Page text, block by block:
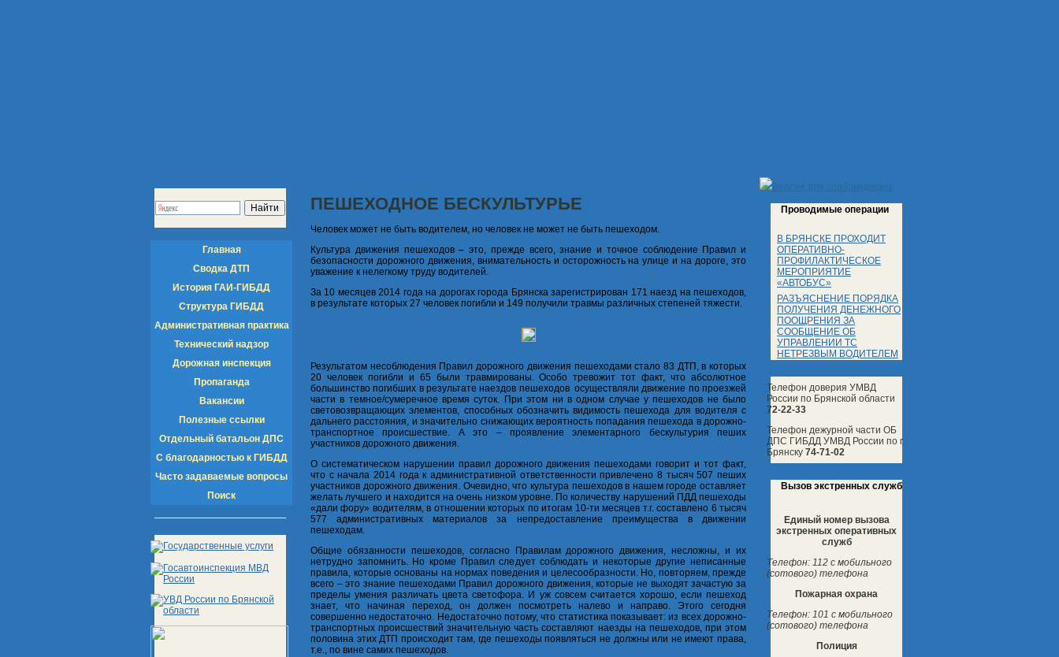
Главная
Сводка ДТП
История ГАИ-ГИБДД
Структура ГИБДД
Административная практика
Технический надзор
Дорожная инспекция
Пропаганда
Вакансии
Полезные ссылки
Отдельный батальон ДПС
С благодарностью к ГИБДД
Часто задаваемые вопросы
Поиск
ПЕШЕХОДНОЕ БЕСКУЛЬТУРЬЕ
Человек может не быть водителем, но человек не может не быть пешеходом.
Культура движения пешеходов– это, прежде всего, знание и точное соблюдение Правил и
безопасности дорожного движения, внимательность и осторожность на улице и на дороге, это
уважение к нелегкому труду водителей.
За 10 месяцев 2014 года на дорогах города Брянска зарегистрирован 171 наезд на пешеходов,
в результате которых 27 человек погибли и 149 получили травмы различных степеней тяжести.
Результатом несоблюдения Правил дорожного движения пешеходами стало 83 ДТП, в которых
20 человек погибли и 65 были травмированы. Особо тревожит тот факт, что абсолютное
большинство погибших в результате наездов пешеходов осуществляли движение по проезжей
части в темное/сумеречное время суток. При этом ни в одном случае у пешеходов не было
световозвращающих элементов, способных обозначить видимость пешехода для водителя с
дальнего расстояния, и значительно снижающих вероятность попадания пешехода в дорожно-
транспортное происшествие. А это – проявление элементарного бескультурия пеших
участников дорожного движения.
О систематическом нарушении правил дорожного движения пешеходами говорит и тот факт,
что с начала 2014 года к административной ответственности привлечено 8 тысяч 507 пеших
участников дорожного движения. Очевидно, что культура пешеходов в нашем городе оставляет
желать лучшего и находится на очень низком уровне. По количеству нарушений ПДД пешеходы
«дали фору» водителям, в отношении которых по итогам 10-ти месяцев т.г. составлено 6 тысяч
577 административных материалов за непредоставление преимущества в движении
пешеходам.
Общие обязанности пешеходов, согласно Правилам дорожного движения, несложны, и их
нетрудно запомнить. Но кроме Правил следует соблюдать и некоторые другие неписанные
правила, которые основаны на нормах поведения и целесообразности. Но, повторяем, прежде
всего – это знание пешеходами Правил дорожного движения, которые не выходят зачастую за
пределы умения различать цвета светофора. И уж совсем считается хорошо, если пешеход
знает, что начиная переход, он должен посмотреть налево и направо. Этого сегодня
совершенно недостаточно. Недостаточно потому, что статистика показывает: из всех дорожно-
транспортных происшествий значительную часть составляют наезды на пешеходов, при этом
половина этих ДТП происходит там, где пешеходы появляться не должны или не имеют права,
т.е., по вине самих пешеходов.
Проводимые операции
В БРЯНСКЕ ПРОХОДИТ
ОПЕРАТИВНО-
ПРОФИЛАКТИЧЕСКОЕ
МЕРОПРИЯТИЕ
«АВТОБУС»
РАЗЪЯСНЕНИЕ ПОРЯДКА
ПОЛУЧЕНИЯ ДЕНЕЖНОГО
ПООЩРЕНИЯ ЗА
СООБЩЕНИЕ ОБ
УПРАВЛЕНИИ ТС
НЕТРЕЗВЫМ ВОДИТЕЛЕМ
Телефон доверия УМВД
России по Брянской области
72-22-33
Телефон дежурной части ОБ
ДПС ГИБДД УМВД России по г.
Брянску 74-71-02
Вызов экстренных служб
Единый номер вызова
экстренных оперативных
служб
Телефон: 112 с мобильного
(сотового) телефона
Пожарная охрана
Телефон: 101 с мобильного
(сотового) телефона
Полиция